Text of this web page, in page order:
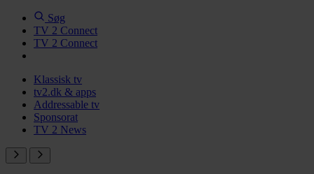
Søg
TV 2 Connect
TV 2 Connect
Klassisk tv
tv2.dk & apps
Addressable tv
Sponsorat
TV 2 News